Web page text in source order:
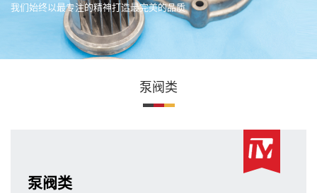
我们始终以最专注的精神打造最完美的品质
泵阀类
泵阀类